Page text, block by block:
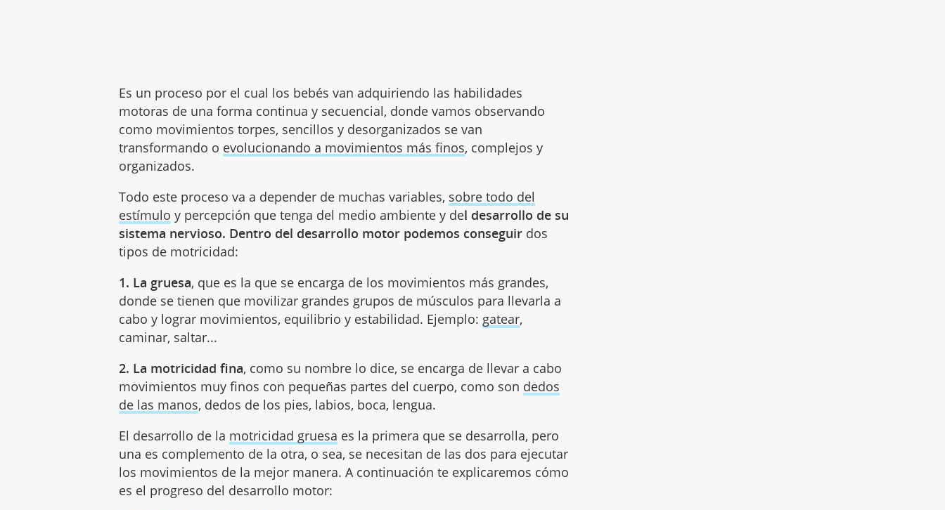
Es un proceso por el cual los bebés van adquiriendo las habilidades
motoras de una forma continua y secuencial, donde vamos observando
como movimientos torpes, sencillos y desorganizados se van
transformando o evolucionando a movimientos más finos, complejos y
organizados.
Todo este proceso va a depender de muchas variables, sobre todo del
estímulo y percepción que tenga del medio ambiente y del desarrollo de su
sistema nervioso. Dentro del desarrollo motor podemos conseguir dos
tipos de motricidad:
1. La gruesa, que es la que se encarga de los movimientos más grandes,
donde se tienen que movilizar grandes grupos de músculos para llevarla a
cabo y lograr movimientos, equilibrio y estabilidad. Ejemplo: gatear,
caminar, saltar...
2. La motricidad fina, como su nombre lo dice, se encarga de llevar a cabo
movimientos muy finos con pequeñas partes del cuerpo, como son dedos
de las manos, dedos de los pies, labios, boca, lengua.
El desarrollo de la motricidad gruesa es la primera que se desarrolla, pero
una es complemento de la otra, o sea, se necesitan de las dos para ejecutar
los movimientos de la mejor manera. A continuación te explicaremos cómo
es el progreso del desarrollo motor: